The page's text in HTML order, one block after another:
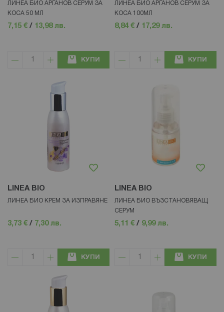
ЛИНЕА БИО АРГАНОВ СЕРУМ ЗА
КОСА 50 МЛ
7,15 € / 13,98 лв.
КУПИ
ЛИНЕА БИО АРГАНОВ СЕРУМ ЗА
КОСА 100МЛ
8,84 € / 17,29 лв.
КУПИ
LINEA BIO
ЛИНЕА БИО КРЕМ ЗА ИЗПРАВЯНЕ
3,73 € / 7,30 лв.
КУПИ
LINEA BIO
ЛИНЕА БИО ВЪЗСТАНОВЯВАЩ
СЕРУМ
5,11 € / 9,99 лв.
КУПИ